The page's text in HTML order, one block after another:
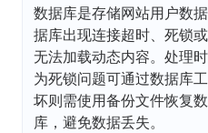
数据库是存储网站用户数
据库出现连接超时、死锁
无法加载动态内容。处理
为死锁问题可通过数据库
坏则需使用备份文件恢复
库，避免数据丢失。